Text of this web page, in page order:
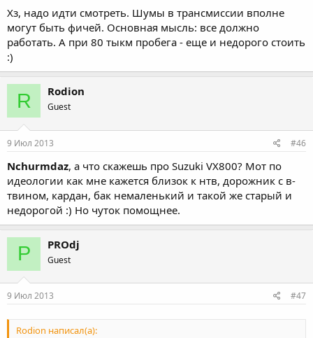
Хз, надо идти смотреть. Шумы в трансмиссии вполне
могут быть фичей. Основная мысль: все должно
работать. А при 80 тыкм пробега - еще и недорого стоить
:)
R Rodion
Guest
9 Июл 2013 #46
Nchurmdaz, а что скажешь про Suzuki VX800? Мот по
идеологии как мне кажется близок к нтв, дорожник с в-
твином, кардан, бак немаленький и такой же старый и
недорогой :) Но чуток помощнее.
P PROdj
Guest
9 Июл 2013 #47
Rodion написал(а):